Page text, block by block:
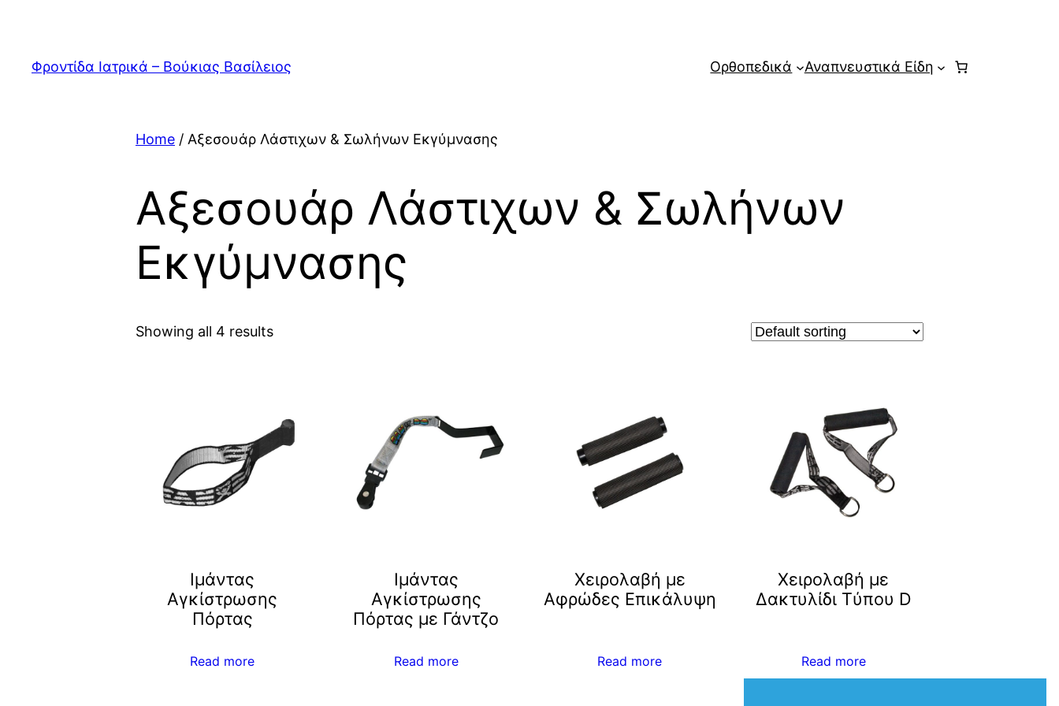
content
Φροντίδα Ιατρικά – Βούκιας Βασίλειος Ορθοπεδικά Αναπνευστικά Είδη
Home / Αξεσουάρ Λάστιχων & Σωλήνων Εκγύμνασης
Αξεσουάρ Λάστιχων & Σωλήνων
Εκγύμνασης
Showing all 4 results
Iμάντας
Αγκίστρωσης
Πόρτας
Read more
Iμάντας
Αγκίστρωσης
Πόρτας με Γάντζο
Read more
Χειρολαβή με
Αφρώδες Επικάλυψη
Read more
Χειρολαβή με
Δακτυλίδι Tύπου D
Read more